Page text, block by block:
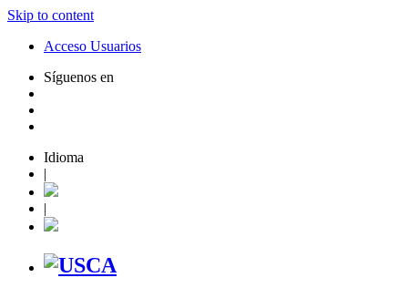
Skip to content
Acceso Usuarios
Síguenos en
Idioma
|
|